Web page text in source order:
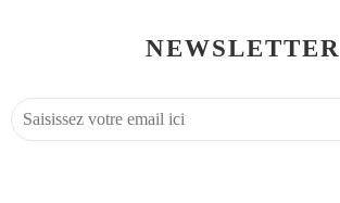
NEWSLETTER